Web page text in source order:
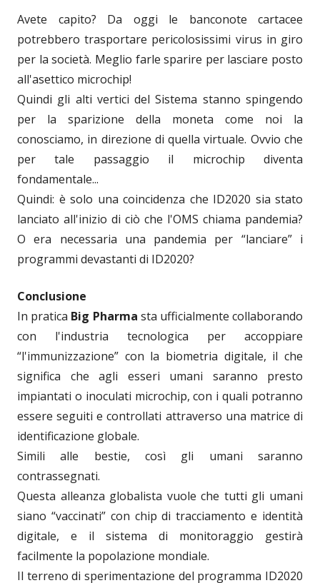
Avete capito? Da oggi le banconote cartacee
potrebbero trasportare pericolosissimi virus in giro
per la società. Meglio farle sparire per lasciare posto
all'asettico microchip!
Quindi gli alti vertici del Sistema stanno spingendo
per la sparizione della moneta come noi la
conosciamo, in direzione di quella virtuale. Ovvio che
per tale passaggio il microchip diventa
fondamentale...
Quindi: è solo una coincidenza che ID2020 sia stato
lanciato all'inizio di ciò che l'OMS chiama pandemia?
O era necessaria una pandemia per “lanciare” i
programmi devastanti di ID2020?
Conclusione
In pratica Big Pharma sta ufficialmente collaborando
con l'industria tecnologica per accoppiare
“l'immunizzazione” con la biometria digitale, il che
significa che agli esseri umani saranno presto
impiantati o inoculati microchip, con i quali potranno
essere seguiti e controllati attraverso una matrice di
identificazione globale.
Simili alle bestie, così gli umani saranno
contrassegnati.
Questa alleanza globalista vuole che tutti gli umani
siano “vaccinati” con chip di tracciamento e identità
digitale, e il sistema di monitoraggio gestirà
facilmente la popolazione mondiale.
Il terreno di sperimentazione del programma ID2020